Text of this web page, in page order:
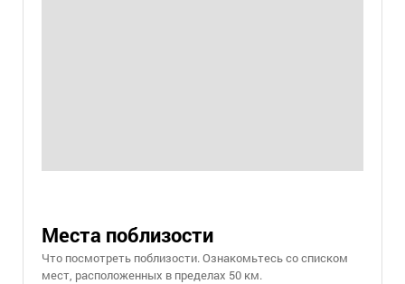
Места поблизости
Что посмотреть поблизости. Ознакомьтесь со списком
мест, расположенных в пределах 50 км.